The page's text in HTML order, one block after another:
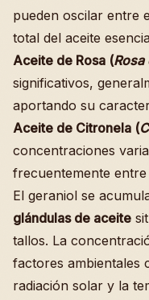
pueden oscilar entre
total del aceite
Aceite de Rosa (Rosa
significativos,
aportando su
Aceite de Citronela (
concentraciones
frecuentemente
El geraniol se
glándulas de aceite
tallos. La
factores ambientales
radiación solar y la